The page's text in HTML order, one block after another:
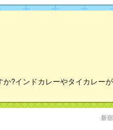
?インドカレーやタイカレー
新